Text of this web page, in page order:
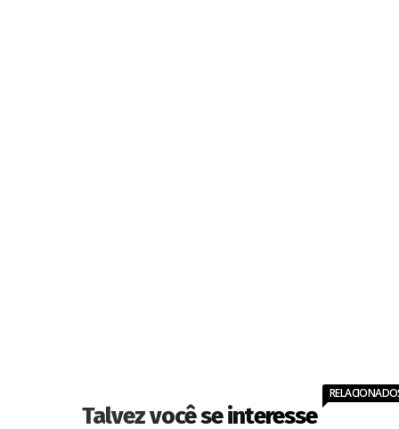
Talvez você se interesse